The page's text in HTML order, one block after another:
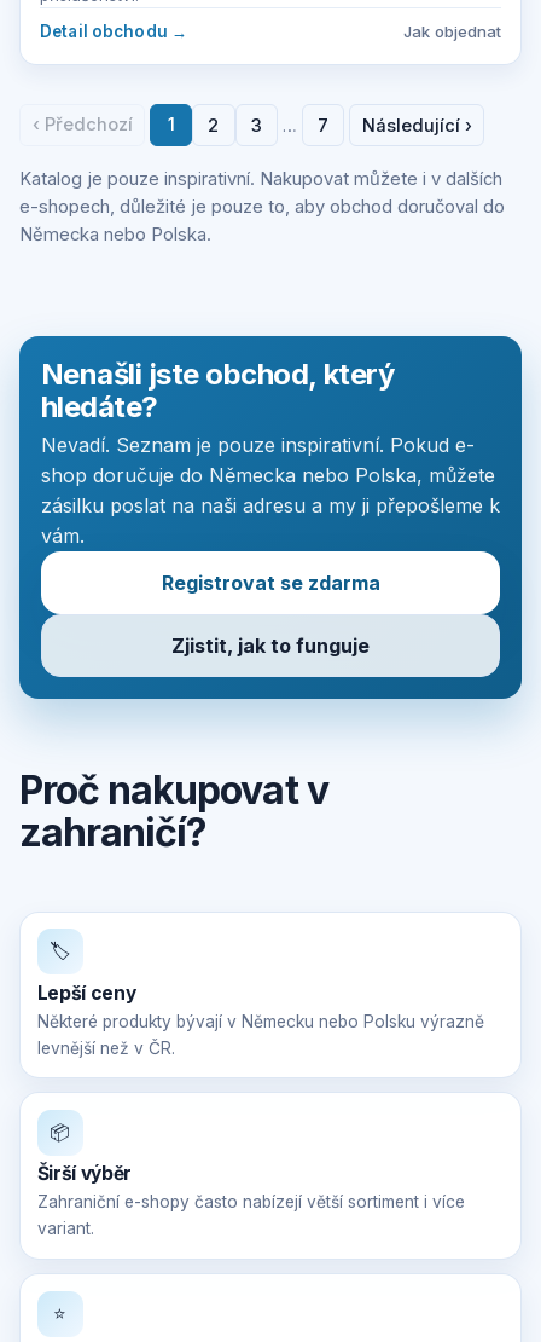
Detail obchodu → Jak objednat
‹ Předchozí 1 2 3 … 7 Následující ›
Katalog je pouze inspirativní. Nakupovat můžete i v dalších
e-shopech, důležité je pouze to, aby obchod doručoval do
Německa nebo Polska.
Nenašli jste obchod, který
hledáte?
Nevadí. Seznam je pouze inspirativní. Pokud e-
shop doručuje do Německa nebo Polska, můžete
zásilku poslat na naši adresu a my ji přepošleme k
vám.
Registrovat se zdarma
Zjistit, jak to funguje
Proč nakupovat v
zahraničí?
🏷️
Lepší ceny
Některé produkty bývají v Německu nebo Polsku výrazně
levnější než v ČR.
📦
Širší výběr
Zahraniční e-shopy často nabízejí větší sortiment i více
variant.
⭐